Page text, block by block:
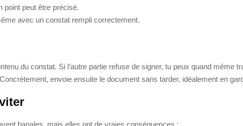
point peut être précisé.
avec un constat rempli correctement.
du constat. Si l’autre partie refuse de signer, tu peux quand même
envoie ensuite le document sans tarder, idéalement en
banales, mais elles ont de vraies conséquences :